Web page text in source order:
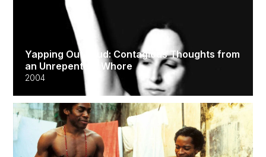
Yapping Out Loud: Contagious Thoughts from
an Unrepentant Whore
2004